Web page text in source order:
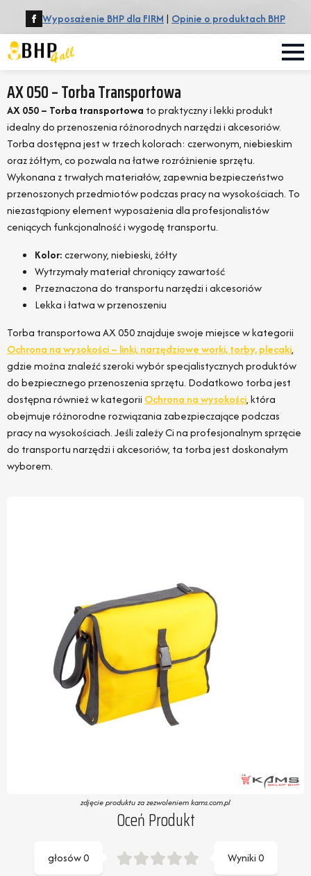
Wyposażenie BHP dla FIRM | Opinie o produktach BHP
AX 050 – Torba Transportowa
AX 050 – Torba transportowa to praktyczny i lekki produkt
idealny do przenoszenia różnorodnych narzędzi i akcesoriów.
Torba dostępna jest w trzech kolorach: czerwonym, niebieskim
oraz żółtym, co pozwala na łatwe rozróżnienie sprzętu.
Wykonana z trwałych materiałów, zapewnia bezpieczeństwo
przenoszonych przedmiotów podczas pracy na wysokościach. To
niezastąpiony element wyposażenia dla profesjonalistów
ceniących funkcjonalność i wygodę transportu.
Kolor:czerwony, niebieski, żółty
Wytrzymały materiał chroniący zawartość
Przeznaczona do transportu narzędzi i akcesoriów
Lekka i łatwa w przenoszeniu
Torba transportowa AX 050 znajduje swoje miejsce w kategorii
Ochrona na wysokości – linki, narzędziowe worki, torby, plecaki,
gdzie można znaleźć szeroki wybór specjalistycznych produktów
do bezpiecznego przenoszenia sprzętu. Dodatkowo torba jest
dostępna również w kategorii Ochrona na wysokości, która
obejmuje różnorodne rozwiązania zabezpieczające podczas
pracy na wysokościach. Jeśli zależy Ci na profesjonalnym sprzęcie
do transportu narzędzi i akcesoriów, ta torba jest doskonałym
wyborem.
zdjęcie produktu za zezwoleniem kams.com.pl
Oceń Produkt
Wyniki0
głosów0